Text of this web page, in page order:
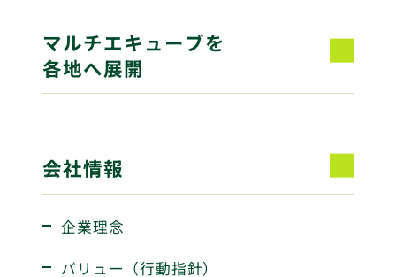
マルチエキューブを
各地へ展開
会社情報
企業理念
バリュー（行動指針）